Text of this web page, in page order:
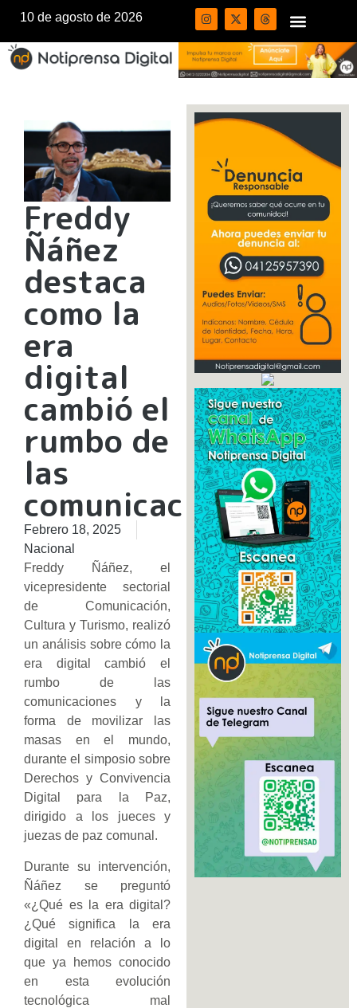
10 de agosto de 2026
Freddy
Ñáñez
destaca
como la
era
digital
cambió el
rumbo de
las
comunicaciones
Febrero 18, 2025
Nacional
Freddy Ñáñez, el
vicepresidente sectorial
de Comunicación,
Cultura y Turismo, realizó
un análisis sobre cómo la
era digital cambió el
rumbo de las
comunicaciones y la
forma de movilizar las
masas en el mundo,
durante el simposio sobre
Derechos y Convivencia
Digital para la Paz,
dirigido a los jueces y
juezas de paz comunal.
Durante su intervención,
Ñáñez se preguntó
«¿Qué es la era digital?
¿Qué significa la era
digital en relación a lo
que ya hemos conocido
en esta evolución
tecnológica mal